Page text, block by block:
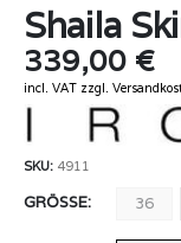
Shaila
339,00 €
incl. VAT zzgl.
SKU: 4911
GRÖSSE 36